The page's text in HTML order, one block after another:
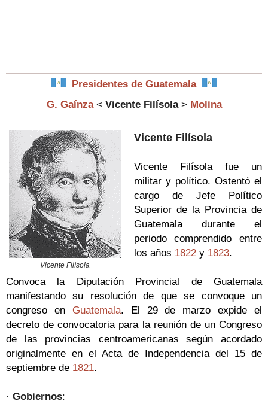
Presidentes de Guatemala
G. Gaínza < Vicente Filísola > Molina
Vicente Filísola
Vicente Filísola
Vicente Filísola fue un
militar y político. Ostentó el
cargo de Jefe Político
Superior de la Provincia de
Guatemala durante el
periodo comprendido entre
los años 1822 y 1823.
Convoca la Diputación Provincial de Guatemala
manifestando su resolución de que se convoque un
congreso en Guatemala. El 29 de marzo expide el
decreto de convocatoria para la reunión de un Congreso
de las provincias centroamericanas según acordado
originalmente en el Acta de Independencia del 15 de
septiembre de 1821.
· Gobiernos: